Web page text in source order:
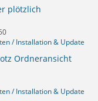
plötzlich
/ Installation & Update
Ordneransicht
/ Installation & Update